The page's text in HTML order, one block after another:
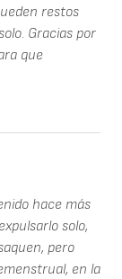
restos
Gracias por
que
hace más
solo,
pero
en la